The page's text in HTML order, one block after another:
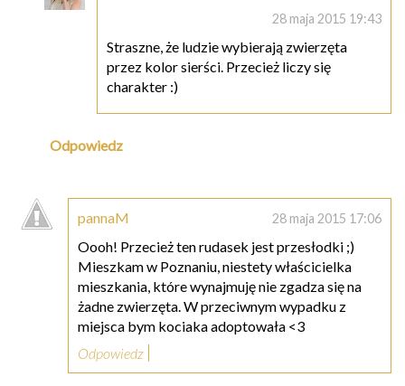
28 maja 2015 19:43
Straszne, że ludzie wybierają zwierzęta
przez kolor sierści. Przecież liczy się
charakter :)
Odpowiedz
pannaM 28 maja 2015 17:06
Oooh! Przecież ten rudasek jest przesłodki ;)
Mieszkam w Poznaniu, niestety właścicielka
mieszkania, które wynajmuję nie zgadza się na
żadne zwierzęta. W przeciwnym wypadku z
miejsca bym kociaka adoptowała <3
Odpowiedz